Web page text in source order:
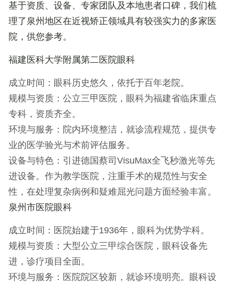
基于资质、设备、专家团队及本地患者口碑，我们梳
理了泉州地区在近视矫正领域具有较强实力的多家医
院，供您参考。
福建医科大学附属第二医院眼科
成立时间 ：眼科历史悠久，依托于百年老院。
规模与资质：公立三甲医院，眼科为福建省临床重点
专科，资质齐全。
环境与服务 ：院内环境整洁，就诊流程规范，提供专
业的医学验光与术前评估服务。
设备与特色：引进德国蔡司VisuMax全飞秒激光等先
进设备。作为教学医院，注重手术的规范性与安全
性，在处理复杂病例和疑难屈光问题方面经验丰富。
泉州市医院眼科
成立时间 ：医院始建于1936年，眼科为优势学科。
规模与资质：大型公立三甲综合医院，眼科设备先
进，诊疗项目全面。
环境与服务 ：医院院区较新，就诊环境明亮。眼科设